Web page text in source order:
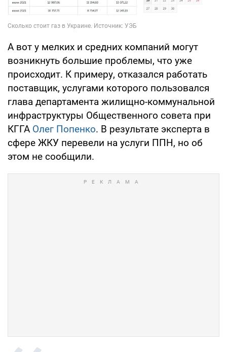
А вот у мелких и средних компаний могут
возникнуть большие проблемы, что уже
происходит. К примеру, отказался работать
поставщик, услугами которого пользовался
глава департамента жилищно-коммунальной
инфраструктуры Общественного совета при
КГГА Олег Попенко. В результате эксперта в
сфере ЖКУ перевели на услуги ППН, но об
этом не сообщили.